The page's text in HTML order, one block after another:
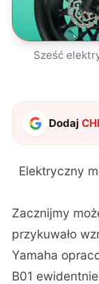
Sześć
Dodaj
Elektryczny
Zacznijmy
przykuwało
Yamaha
B01